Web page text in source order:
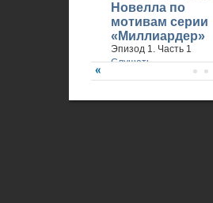
Новелла по
мотивам серии
«Миллиардер»
Эпизод 1. Часть 1
Слушать